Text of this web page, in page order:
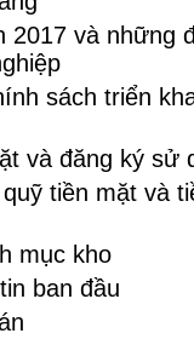
2017 và những
sách triển
và đăng ký sử
tiền mặt và
mục kho
ban đầu